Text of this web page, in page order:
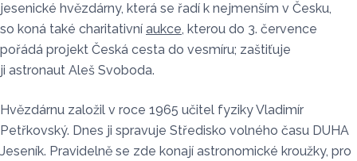
jesenické hvězdárny, která se řadí k nejmenším v Česku,
so koná také charitativní aukce, kterou do 3. července
pořádá projekt Česká cesta do vesmíru; zaštiťuje
ji astronaut Aleš Svoboda.
Hvězdárnu založil v roce 1965 učitel fyziky Vladimír
Petřkovský. Dnes ji spravuje Středisko volného času DUHA
Jeseník. Pravidelně se zde konají astronomické kroužky, pro